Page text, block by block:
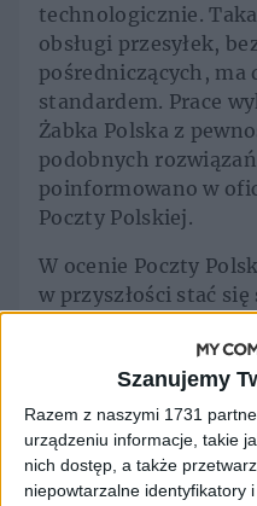
Szanujemy
Razem z naszymi 1731
urządzeniu informacje, takie
nich dostęp, a także
niepowtarzalne identyfikatory
technologicznie.
obsługi przesyłek,
pośredniczących, ma
standardem. Prace
Żabka Polska z
podobnych
poinformowano w
Poczty Polskiej.
W ocenie Poczty
w przyszłości stać
Korzyści
Poczty